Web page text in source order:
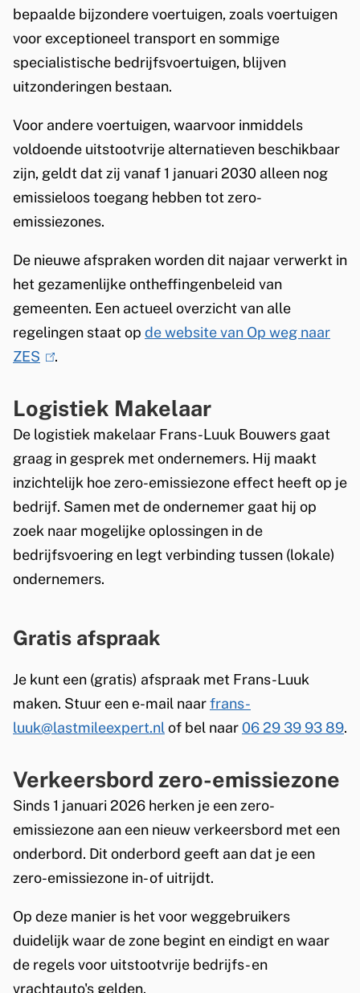
bepaalde bijzondere voertuigen, zoals voertuigen
voor exceptioneel transport en sommige
specialistische bedrijfsvoertuigen, blijven
uitzonderingen bestaan.
Voor andere voertuigen, waarvoor inmiddels
voldoende uitstootvrije alternatieven beschikbaar
zijn, geldt dat zij vanaf 1 januari 2030 alleen nog
emissieloos toegang hebben tot zero-
emissiezones.
De nieuwe afspraken worden dit najaar verwerkt in
het gezamenlijke ontheffingenbeleid van
gemeenten. Een actueel overzicht van alle
regelingen staat op de website van Op weg naar
ZES
i
n
k
i
s
e
x
t
n
.
Logistiek Makelaar
De logistiek makelaar Frans-Luuk Bouwers gaat
graag in gesprek met ondernemers. Hij maakt
inzichtelijk hoe zero-emissiezone effect heeft op je
bedrijf. Samen met de ondernemer gaat hij op
zoek naar mogelijke oplossingen in de
bedrijfsvoering en legt verbinding tussen (lokale)
ondernemers.
Gratis afspraak
Je kunt een (gratis) afspraak met Frans-Luuk
maken. Stuur een e-mail naarfrans-
luuk@lastmileexpert.nlof bel naar06 29 39 93 89.
Verkeersbord zero-emissiezone
Sinds 1 januari 2026 herken je een zero-
emissiezone aan een nieuw verkeersbord met een
onderbord. Dit onderbord geeft aan dat je een
zero-emissiezone in- of uitrijdt.
Op deze manier is het voor weggebruikers
duidelijk waar de zone begint en eindigt en waar
de regels voor uitstootvrije bedrijfs- en
vrachtauto's gelden.